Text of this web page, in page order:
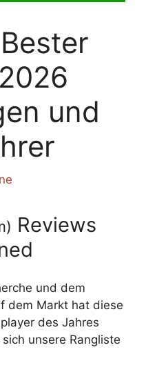
und
) Reviews
und dem
dem Markt hat diese
des Jahres
unsere Rangliste